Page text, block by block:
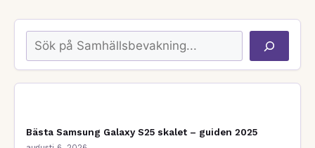
Sök
Bästa Samsung Galaxy S25 skalet – guiden 2025